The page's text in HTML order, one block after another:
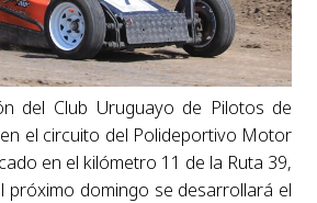
del Club Uruguayo de Pilotos de
el circuito del Polideportivo Motor
en el kilómetro 11 de la Ruta 39,
próximo domingo se desarrollará el